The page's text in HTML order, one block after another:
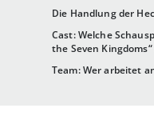
Die Handlung der
Cast: Welche
the Seven
Team: Wer arbeitet